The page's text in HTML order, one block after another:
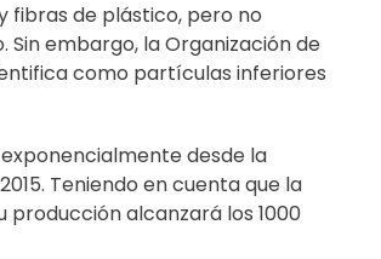
fibras de plástico, pero no
embargo, la Organización de
como partículas inferiores
desde la
Teniendo en cuenta que la
alcanzará los 1000